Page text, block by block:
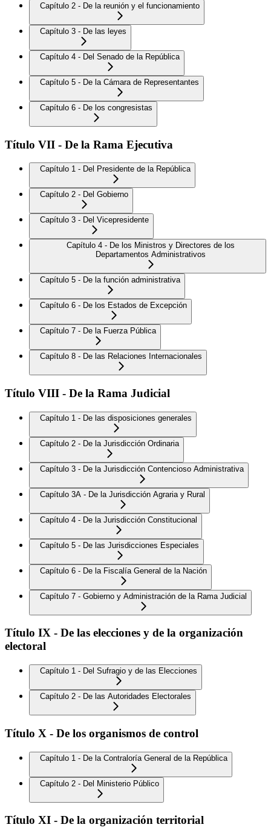
Capítulo 2 - De la reunión y el funcionamiento
Capítulo 3 - De las leyes
Capítulo 4 - Del Senado de la República
Capítulo 5 - De la Cámara de Representantes
Capítulo 6 - De los congresistas
Título VII - De la Rama Ejecutiva
Capítulo 1 - Del Presidente de la República
Capítulo 2 - Del Gobierno
Capítulo 3 - Del Vicepresidente
Capítulo 4 - De los Ministros y Directores de los
Departamentos Administrativos
Capítulo 5 - De la función administrativa
Capítulo 6 - De los Estados de Excepción
Capítulo 7 - De la Fuerza Pública
Capítulo 8 - De las Relaciones Internacionales
Título VIII - De la Rama Judicial
Capítulo 1 - De las disposiciones generales
Capítulo 2 - De la Jurisdicción Ordinaria
Capítulo 3 - De la Jurisdicción Contencioso Administrativa
Capítulo 3A - De la Jurisdicción Agraria y Rural
Capítulo 4 - De la Jurisdicción Constitucional
Capítulo 5 - De las Jurisdicciones Especiales
Capítulo 6 - De la Fiscalía General de la Nación
Capítulo 7 - Gobierno y Administración de la Rama Judicial
Título IX - De las elecciones y de la organización
electoral
Capítulo 1 - Del Sufragio y de las Elecciones
Capítulo 2 - De las Autoridades Electorales
Título X - De los organismos de control
Capítulo 1 - De la Contraloría General de la República
Capítulo 2 - Del Ministerio Público
Título XI - De la organización territorial